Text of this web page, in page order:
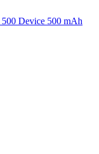
500 Device 500 mAh